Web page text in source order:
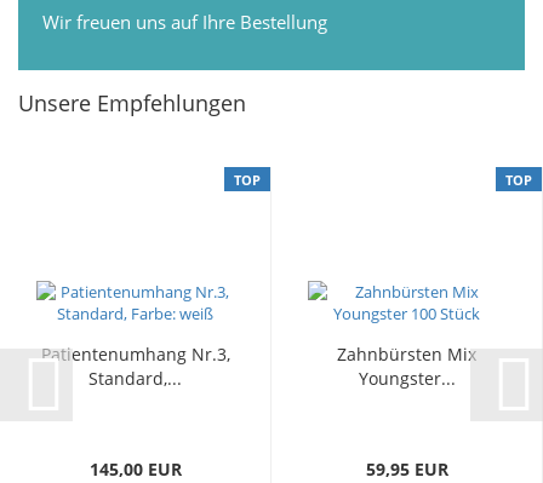
Wir freuen uns auf Ihre Bestellung
Unsere Empfehlungen
TOP
Patientenumhang Nr.3,
Standard,...
145,00 EUR
TOP
Zahnbürsten Mix
Youngster...
59,95 EUR